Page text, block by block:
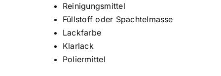
Reinigungsmittel
Füllstoff oder Spachtelmasse
Lackfarbe
Klarlack
Poliermittel